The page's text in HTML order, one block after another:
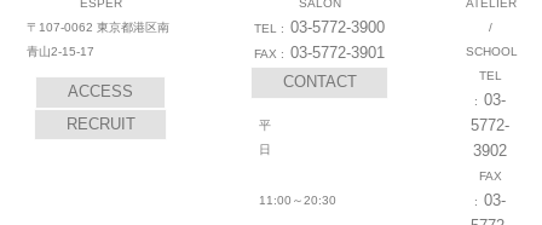
ESPER
〒107-0062 東京都港区南
青山2-15-17
ACCESS
RECRUIT
SALON
03-5772-3900
03-5772-3901
CONTACT
平
日
11:00～20:30
ATELIER
/
SCHOOL
03-
5772-
3902
03-